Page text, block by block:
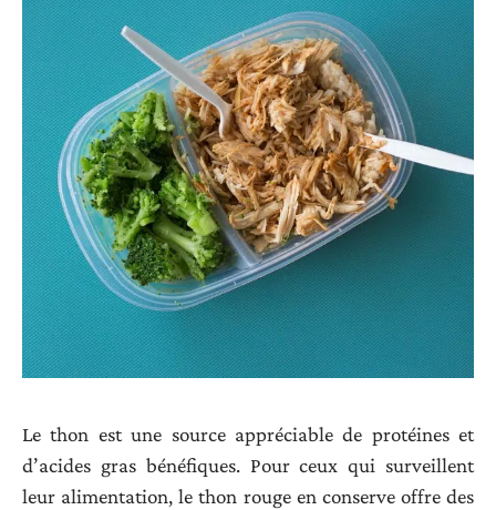
Le thon est une source appréciable de protéines et
d’acides gras bénéfiques. Pour ceux qui surveillent
leur alimentation, le thon rouge en conserve offre des